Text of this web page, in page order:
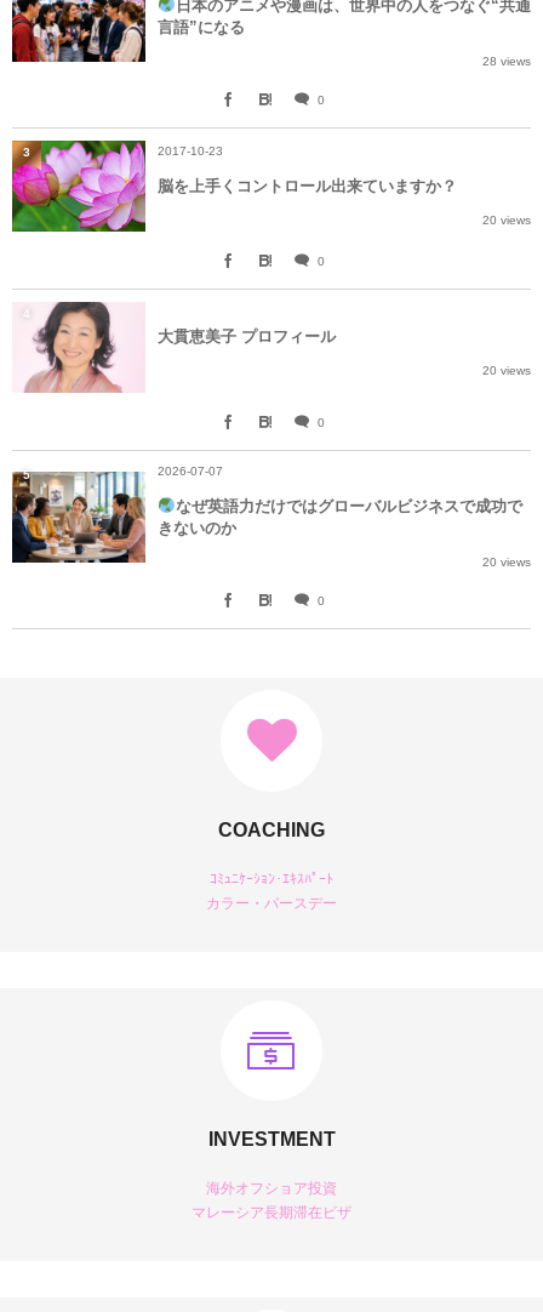
日本のアニメや漫画は、世界中の人をつなぐ“共通
言語”になる
28 views
0
2017-10-23
脳を上手くコントロール出来ていますか？
20 views
0
3
大貫恵美子 プロフィール
20 views
0
4
2026-07-07
なぜ英語力だけではグローバルビジネスで成功で
きないのか
20 views
0
5
COACHING
ｺﾐｭﾆｹｰｼｮﾝ･ｴｷｽﾊﾟｰﾄ
カラー・バースデー
INVESTMENT
海外オフショア投資
マレーシア長期滞在ビザ